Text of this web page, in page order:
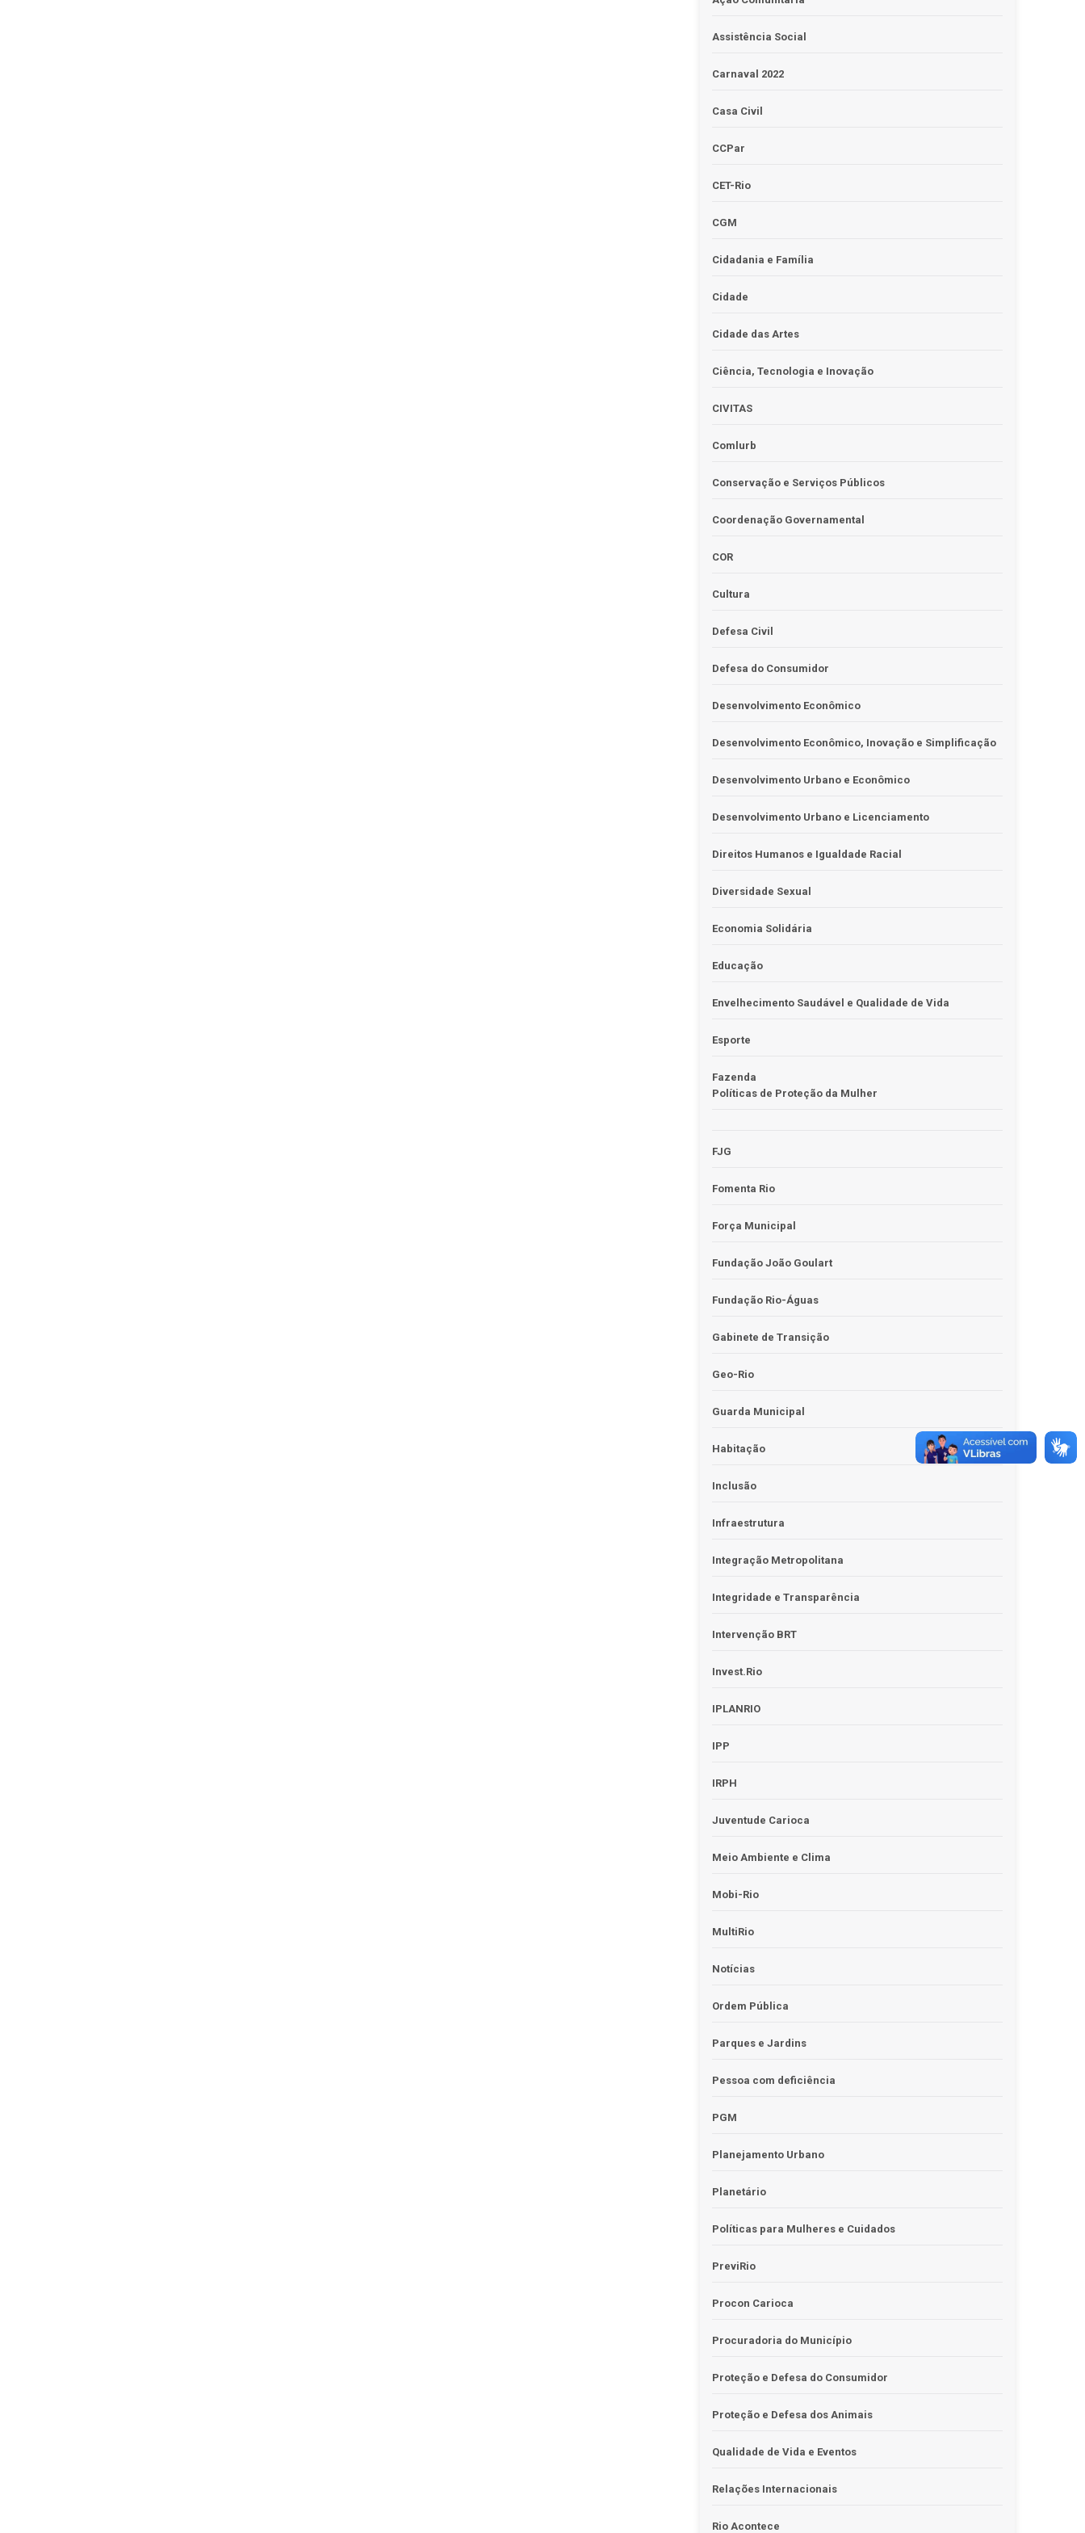
Assistência Social
Carnaval 2022
Casa Civil
CCPar
CET-Rio
CGM
Cidadania e Família
Cidade
Cidade das Artes
Ciência, Tecnologia e Inovação
CIVITAS
Comlurb
Conservação e Serviços Públicos
Coordenação Governamental
COR
Cultura
Defesa Civil
Defesa do Consumidor
Desenvolvimento Econômico
Desenvolvimento Econômico, Inovação e Simplificação
Desenvolvimento Urbano e Econômico
Desenvolvimento Urbano e Licenciamento
Direitos Humanos e Igualdade Racial
Diversidade Sexual
Economia Solidária
Educação
Envelhecimento Saudável e Qualidade de Vida
Esporte
Fazenda
Políticas de Proteção da Mulher
FJG
Fomenta Rio
Força Municipal
Fundação João Goulart
Fundação Rio-Águas
Gabinete de Transição
Geo-Rio
Guarda Municipal
Habitação
Inclusão
Infraestrutura
Integração Metropolitana
Integridade e Transparência
Intervenção BRT
Invest.Rio
IPLANRIO
IPP
IRPH
Juventude Carioca
Meio Ambiente e Clima
Mobi-Rio
MultiRio
Notícias
Ordem Pública
Parques e Jardins
Pessoa com deficiência
PGM
Planejamento Urbano
Planetário
Políticas para Mulheres e Cuidados
PreviRio
Procon Carioca
Procuradoria do Município
Proteção e Defesa do Consumidor
Proteção e Defesa dos Animais
Qualidade de Vida e Eventos
Relações Internacionais
Rio Acontece